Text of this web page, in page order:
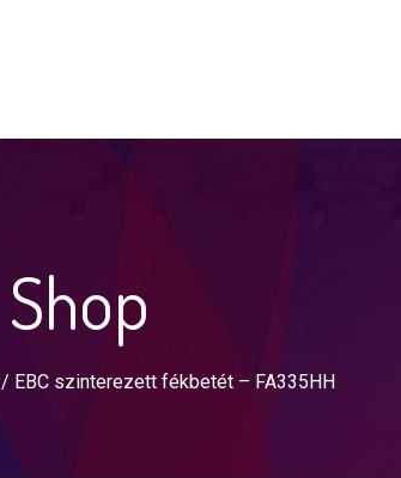
Shop
/ EBC szinterezett fékbetét – FA335HH